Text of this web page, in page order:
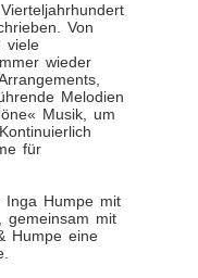
Von
viele
wieder
Melodien
Musik, um
für
Inga Humpe mit
gemeinsam mit
Humpe eine